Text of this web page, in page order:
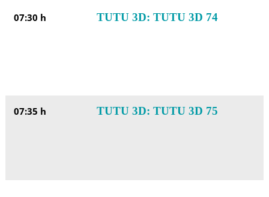
07:30 h TUTU 3D: TUTU 3D 74
07:35 h TUTU 3D: TUTU 3D 75